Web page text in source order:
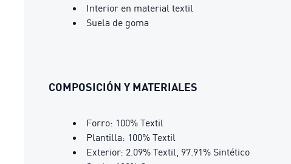
Interior en material textil
Suela de goma
COMPOSICIÓN Y MATERIALES
Forro: 100% Textil
Plantilla: 100% Textil
Exterior: 2.09% Textil, 97.91% Sintético